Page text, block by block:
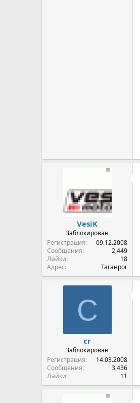
VesiK
Заблокирован
Регистрация
09.12.2008
Сообщения
2,449
Лайки
18
Адрес
Таганрог
C
cr
Заблокирован
Регистрация
14.03.2008
Сообщения
3,436
Лайки
11